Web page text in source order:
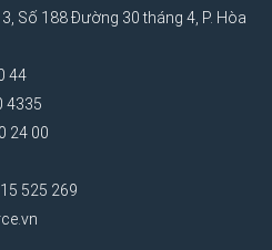
Số 188 Đường 30 tháng 4, P. Hòa
44
4335
24 00
525 269